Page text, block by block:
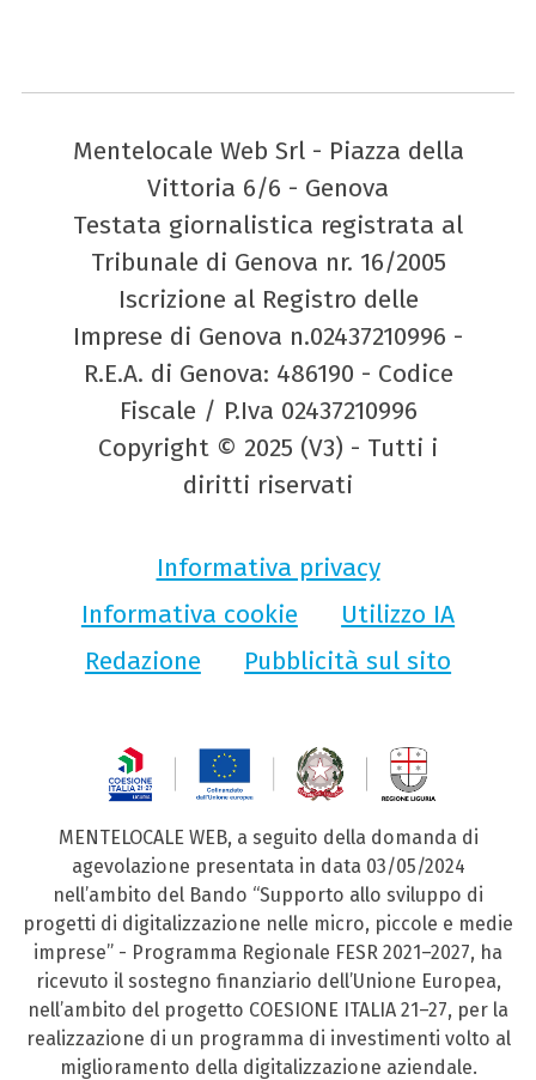
Mentelocale Web Srl - Piazza della
Vittoria 6/6 - Genova
Testata giornalistica registrata al
Tribunale di Genova nr. 16/2005
Iscrizione al Registro delle
Imprese di Genova n.02437210996 -
R.E.A. di Genova: 486190 - Codice
Fiscale / P.Iva 02437210996
Copyright © 2025 (V3) - Tutti i
diritti riservati
Informativa privacy
Informativa cookie
Utilizzo IA
Redazione
Pubblicità sul sito
MENTELOCALE WEB, a seguito della domanda di
agevolazione presentata in data 03/05/2024
nell’ambito del Bando “Supporto allo sviluppo di
progetti di digitalizzazione nelle micro, piccole e medie
imprese” - Programma Regionale FESR 2021–2027, ha
ricevuto il sostegno finanziario dell’Unione Europea,
nell’ambito del progetto COESIONE ITALIA 21–27, per la
realizzazione di un programma di investimenti volto al
miglioramento della digitalizzazione aziendale.